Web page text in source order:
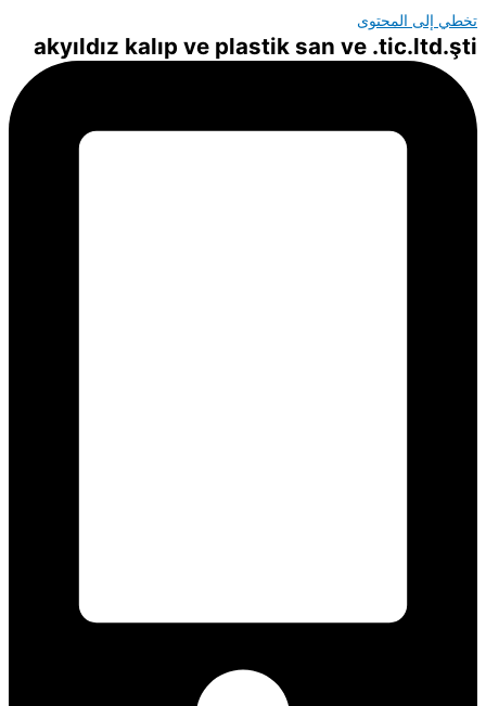
تخطي إلى المحتوى
akyıldız kalıp ve plastik san ve .tic.ltd.şti